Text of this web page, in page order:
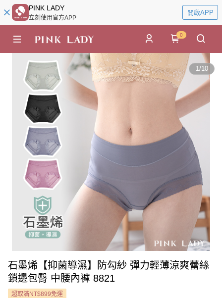
PINK LADY
立刻使用官方APP
開啟APP
0
1/10
石墨烯【抑菌導濕】防勾紗 彈力輕薄涼爽蕾絲
鎖邊包臀 中腰內褲 8821
超取滿NT$899免運